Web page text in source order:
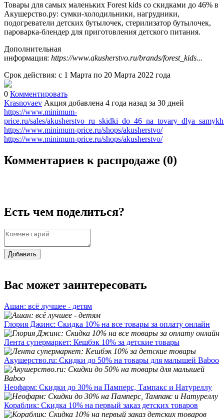
Товары для самых маленьких Forest kids со скидками до 46% в
Акушерство.ру: сумки-холодильники, нагрудники,
подогреватели детских бутылочек, стерилизатор бутылочек,
пароварка-блендер для приготовления детского питания.
Дополнительная
информация: https://www.akusherstvo.ru/brands/forest_kids...
Срок действия: с 1 Марта по 20 Марта 2022 года
0 Комментировать
Krasnovaev Акция добавлена 4 года назад за 30 дней
https://www.minimum-
price.ru/sales/
https://www.minimum-price.ru/shops/akusherstvo/
https://www.minimum-price.ru/shops/akusherstvo/
Комментариев к распродаже (0)
Есть чем поделиться?
Добавить
Вас может заинтересовать
Ашан: всё лучшее - детям
Глория Джинс: Скидка 10% на все товары за оплату онлайн
Лента супермаркет: Кешбэк 10% за детские товары
Акушерство.ru: Скидки до 50% на товары для малышей Baboo
Неофарм: Скидки до 30% на Памперс, Тампакс и Натуреллу
Кораблик: Скидка 10% на первый заказ детских товаров